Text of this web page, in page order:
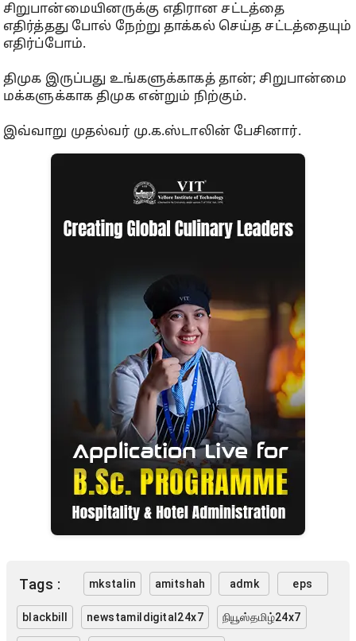
சிறுபான்மையினருக்கு எதிரான சட்டத்தை
எதிர்த்தது போல் நேற்று தாக்கல் செய்த சட்டத்தையும்
எதிர்ப்போம்.
திமுக இருப்பது உங்களுக்காகத் தான்; சிறுபான்மை
மக்களுக்காக திமுக என்றும் நிற்கும்.
இவ்வாறு முதல்வர் மு.க.ஸ்டாலின் பேசினார்.
Tags : mkstalin amitshah admk eps
blackbill newstamildigital24x7 நியூஸ்தமிழ்24x7